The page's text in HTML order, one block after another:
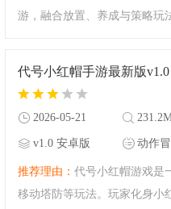
游，融合放置、养成与策略玩
能组合自由，可公会协作占
代号小红帽手游最新版
2026-05-21
v1.0 安卓版 动作
推荐理由： 代号小红帽游戏是
移动塔防等玩法。玩家化身小